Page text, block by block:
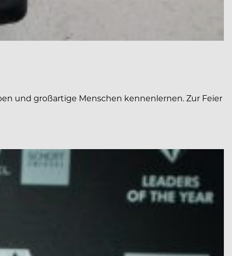
und großartige Menschen kennenlernen. Zur Feier